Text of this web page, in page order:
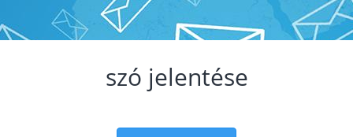
szó jelentése